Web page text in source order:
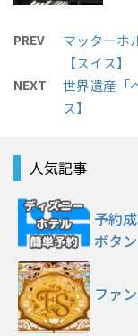
PREV
マッターホ
【スイス】
NEXT
世界遺産「
ス】
人気記事
予約
ボタン
ファ